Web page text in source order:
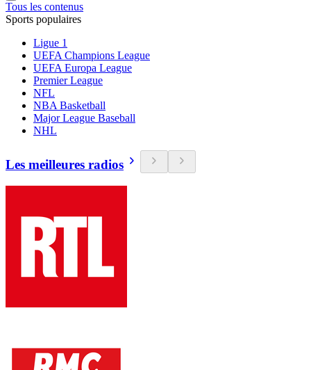
Tous les contenus
Sports populaires
Ligue 1
UEFA Champions League
UEFA Europa League
Premier League
NFL
NBA Basketball
Major League Baseball
NHL
Les meilleures radios